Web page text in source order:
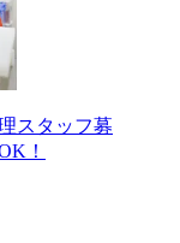
スタッフ募
！